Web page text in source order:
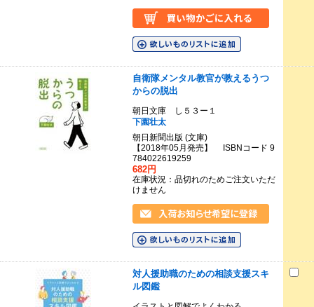
自衛隊メンタル教官が教えるうつ
からの脱出
朝日文庫 し５３ー１
下園壮太
朝日新聞出版 (文庫)
【2018年05月発売】 ISBNコード 9
784022619259
682円
在庫状況：品切れのためご注文いただ
けません
対人援助職のための相談支援スキ
ル図鑑